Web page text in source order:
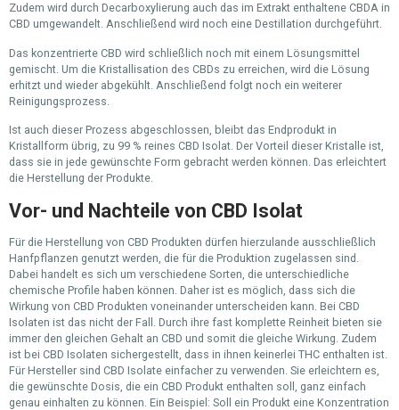
Zudem wird durch Decarboxylierung auch das im Extrakt enthaltene CBDA in
CBD umgewandelt. Anschließend wird noch eine Destillation durchgeführt.
Das konzentrierte CBD wird schließlich noch mit einem Lösungsmittel
gemischt. Um die Kristallisation des CBDs zu erreichen, wird die Lösung
erhitzt und wieder abgekühlt. Anschließend folgt noch ein weiterer
Reinigungsprozess.
Ist auch dieser Prozess abgeschlossen, bleibt das Endprodukt in
Kristallform übrig, zu 99 % reines CBD Isolat. Der Vorteil dieser Kristalle ist,
dass sie in jede gewünschte Form gebracht werden können. Das erleichtert
die Herstellung der Produkte.
Vor- und Nachteile von CBD Isolat
Für die Herstellung von CBD Produkten dürfen hierzulande ausschließlich
Hanfpflanzen genutzt werden, die für die Produktion zugelassen sind.
Dabei handelt es sich um verschiedene Sorten, die unterschiedliche
chemische Profile haben können. Daher ist es möglich, dass sich die
Wirkung von CBD Produkten voneinander unterscheiden kann. Bei CBD
Isolaten ist das nicht der Fall. Durch ihre fast komplette Reinheit bieten sie
immer den gleichen Gehalt an CBD und somit die gleiche Wirkung. Zudem
ist bei CBD Isolaten sichergestellt, dass in ihnen keinerlei THC enthalten ist.
Für Hersteller sind CBD Isolate einfacher zu verwenden. Sie erleichtern es,
die gewünschte Dosis, die ein CBD Produkt enthalten soll, ganz einfach
genau einhalten zu können. Ein Beispiel: Soll ein Produkt eine Konzentration